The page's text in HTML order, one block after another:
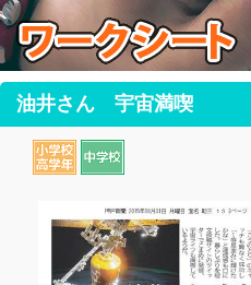
油井さん 宇宙満喫